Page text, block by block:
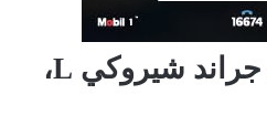
لحجز سيارة جيب جراند شيروكي L،